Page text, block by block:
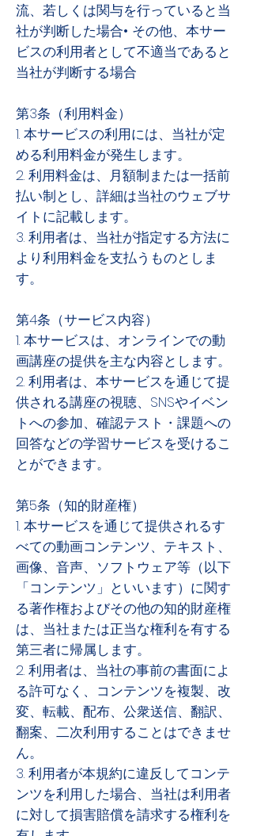
流、若しくは関与を行っていると当
社が判断した場合• その他、本サー
ビスの利用者として不適当であると
当社が判断する場合
第3条（利用料金）
1. 本サービスの利用には、当社が定
める利用料金が発生します。
2. 利用料金は、月額制または一括前
払い制とし、詳細は当社のウェブサ
イトに記載します。
3. 利用者は、当社が指定する方法に
より利用料金を支払うものとしま
す。
第4条（サービス内容）
1. 本サービスは、オンラインでの動
画講座の提供を主な内容とします。
2. 利用者は、本サービスを通じて提
供される講座の視聴、SNSやイベン
トへの参加、確認テスト・課題への
回答などの学習サービスを受けるこ
とができます。
第5条（知的財産権）
1. 本サービスを通じて提供されるす
べての動画コンテンツ、テキスト、
画像、音声、ソフトウェア等（以下
「コンテンツ」といいます）に関す
る著作権およびその他の知的財産権
は、当社または正当な権利を有する
第三者に帰属します。
2. 利用者は、当社の事前の書面によ
る許可なく、コンテンツを複製、改
変、転載、配布、公衆送信、翻訳、
翻案、二次利用することはできませ
ん。
3. 利用者が本規約に違反してコンテ
ンツを利用した場合、当社は利用者
に対して損害賠償を請求する権利を